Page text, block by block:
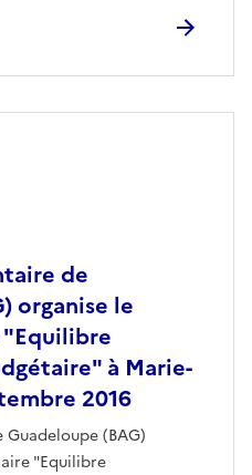
de
organise le
à Marie-
2016
(BAG)
"Equilibre